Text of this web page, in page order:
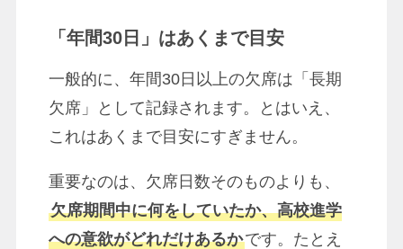
「年間30日」はあくまで目安
一般的に、年間30日以上の欠席は「長期
欠席」として記録されます。とはいえ、
これはあくまで目安にすぎません。
重要なのは、欠席日数そのものよりも、
欠席期間中に何をしていたか、高校進学
への意欲がどれだけあるかです。たとえ